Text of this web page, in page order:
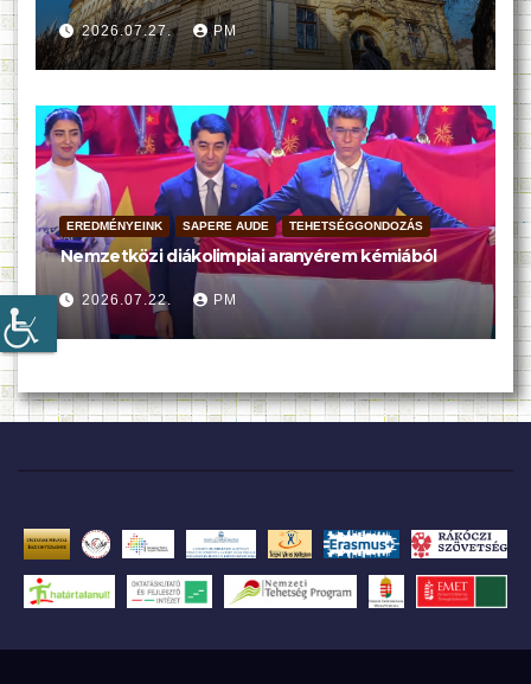
2026.07.27. PM
EREDMÉNYEINK SAPERE AUDE TEHETSÉGGONDOZÁS
Nemzetközi diákolimpiai aranyérem kémiából
2026.07.22. PM